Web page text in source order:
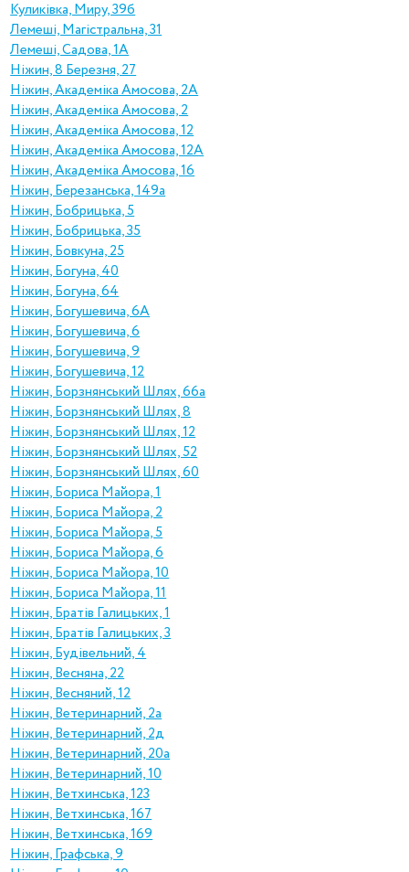
Куликiвка, Миру, 39б
Лемеші, Магістральна, 31
Лемеші, Садова, 1А
Ніжин, 8 Березня, 27
Ніжин, Академіка Амосова, 2А
Ніжин, Академіка Амосова, 2
Ніжин, Академіка Амосова, 12
Ніжин, Академіка Амосова, 12А
Ніжин, Академіка Амосова, 16
Ніжин, Березанська, 149а
Ніжин, Бобрицька, 5
Ніжин, Бобрицька, 35
Ніжин, Бовкуна, 25
Ніжин, Богуна, 40
Ніжин, Богуна, 64
Ніжин, Богушевича, 6А
Ніжин, Богушевича, 6
Ніжин, Богушевича, 9
Ніжин, Богушевича, 12
Ніжин, Борзнянський Шлях, 66а
Ніжин, Борзнянський Шлях, 8
Ніжин, Борзнянський Шлях, 12
Ніжин, Борзнянський Шлях, 52
Ніжин, Борзнянський Шлях, 60
Ніжин, Бориса Майора, 1
Ніжин, Бориса Майора, 2
Ніжин, Бориса Майора, 5
Ніжин, Бориса Майора, 6
Ніжин, Бориса Майора, 10
Ніжин, Бориса Майора, 11
Ніжин, Братів Галицьких, 1
Ніжин, Братів Галицьких, 3
Ніжин, Будівельний, 4
Ніжин, Весняна, 22
Ніжин, Весняний, 12
Ніжин, Ветеринарний, 2а
Ніжин, Ветеринарний, 2д
Ніжин, Ветеринарний, 20а
Ніжин, Ветеринарний, 10
Ніжин, Ветхинська, 123
Ніжин, Ветхинська, 167
Ніжин, Ветхинська, 169
Ніжин, Графська, 9